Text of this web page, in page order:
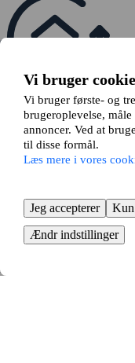
Vi bruger
Vi bruger første- og
brugeroplevelse,
annoncer. Ved at
til disse formål.
Læs mere i vores
Jeg accepterer
Kun
Ændr indstillinger
Se dine bytteforslag
Din annonce matches
relevante bytteforslag
Hvis alle er enige om